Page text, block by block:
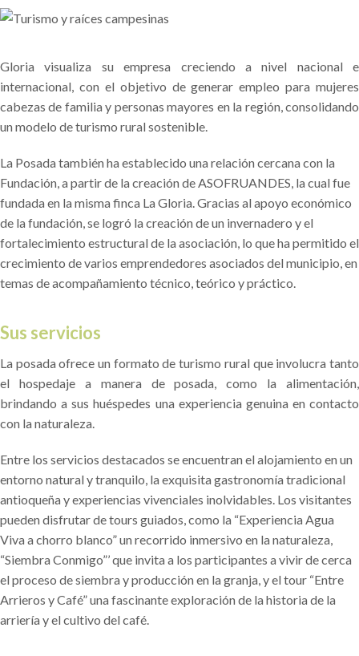
Gloria visualiza su empresa creciendo a nivel nacional e
internacional, con el objetivo de generar empleo para mujeres
cabezas de familia y personas mayores en la región, consolidando
un modelo de turismo rural sostenible.
La Posada también ha establecido una relación cercana con la
Fundación, a partir de la creación de ASOFRUANDES, la cual fue
fundada en la misma finca La Gloria. Gracias al apoyo económico
de la fundación, se logró la creación de un invernadero y el
fortalecimiento estructural de la asociación, lo que ha permitido el
crecimiento de varios emprendedores asociados del municipio, en
temas de acompañamiento técnico, teórico y práctico.
Sus servicios
La posada ofrece un formato de turismo rural que involucra tanto
el hospedaje a manera de posada, como la alimentación,
brindando a sus huéspedes una experiencia genuina en contacto
con la naturaleza.
Entre los servicios destacados se encuentran el alojamiento en un
entorno natural y tranquilo, la exquisita gastronomía tradicional
antioqueña y experiencias vivenciales inolvidables. Los visitantes
pueden disfrutar de tours guiados, como la “Experiencia Agua
Viva a chorro blanco” un recorrido inmersivo en la naturaleza,
“Siembra Conmigo”’ que invita a los participantes a vivir de cerca
el proceso de siembra y producción en la granja, y el tour “Entre
Arrieros y Café” una fascinante exploración de la historia de la
arriería y el cultivo del café.